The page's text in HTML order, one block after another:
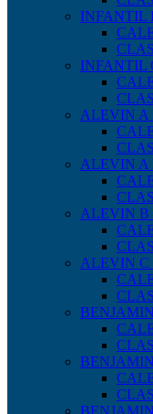
INFANTIL
INFANTIL
ALEVIN A
ALEVIN A
ALEVIN B
ALEVIN C